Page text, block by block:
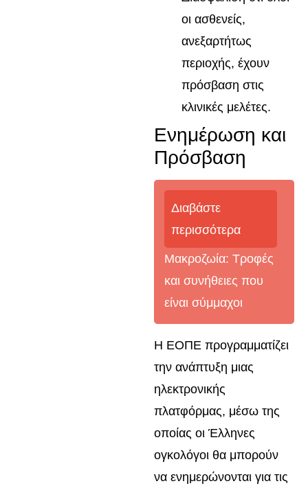
οι ασθενείς,
ανεξαρτήτως
περιοχής, έχουν
πρόσβαση στις
κλινικές μελέτες.
Ενημέρωση και
Πρόσβαση
Διαβάστε
περισσότερα
Μακροζωία: Τροφές
και συνήθειες που
είναι σύμμαχοι
Η ΕΟΠΕ προγραμματίζει
την ανάπτυξη μιας
ηλεκτρονικής
πλατφόρμας, μέσω της
οποίας οι Έλληνες
ογκολόγοι θα μπορούν
να ενημερώνονται για τις